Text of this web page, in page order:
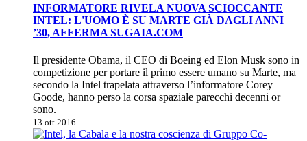
INFORMATORE RIVELA NUOVA SCIOCCANTE
INTEL: L'UOMO È SU MARTE GIÀ DAGLI ANNI
’30, AFFERMA SUGAIA.COM
Il presidente Obama, il CEO di Boeing ed Elon Musk sono in
competizione per portare il primo essere umano su Marte, ma
secondo la Intel trapelata attraverso l’informatore Corey
Goode, hanno perso la corsa spaziale parecchi decenni or
sono.
13 ott 2016